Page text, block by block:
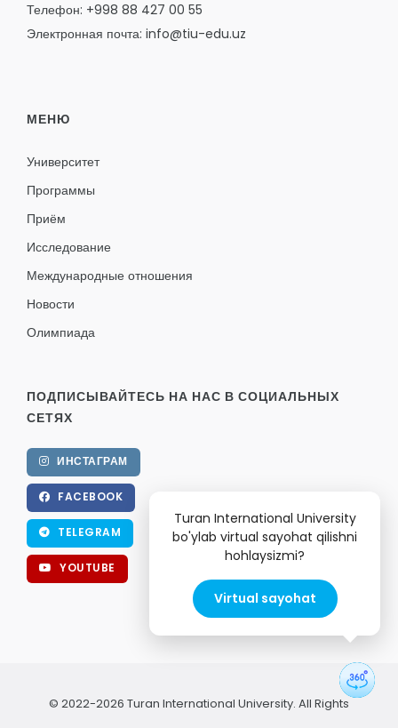
Телефон: +998 88 427 00 55
Электронная почта: info@tiu-edu.uz
МЕНЮ
Университет
Программы
Приём
Исследование
Международные отношения
Новости
Олимпиада
ПОДПИСЫВАЙТЕСЬ НА НАС В СОЦИАЛЬНЫХ
СЕТЯХ
ИНСТАГРАМ
FACEBOOK
TELEGRAM
YOUTUBE
© 2022-2026 Turan International University. All Rights
Turan International University
bo'ylab virtual sayohat qilishni
hohlaysizmi?
Virtual sayohat